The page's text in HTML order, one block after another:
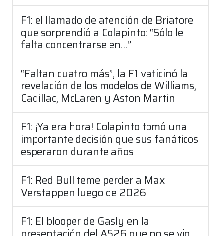
F1: el llamado de atención de Briatore
que sorprendió a Colapinto: “Sólo le
falta concentrarse en…”
“Faltan cuatro más”, la F1 vaticinó la
revelación de los modelos de Williams,
Cadillac, McLaren y Aston Martin
F1: ¡Ya era hora! Colapinto tomó una
importante decisión que sus fanáticos
esperaron durante años
F1: Red Bull teme perder a Max
Verstappen luego de 2026
F1: El blooper de Gasly en la